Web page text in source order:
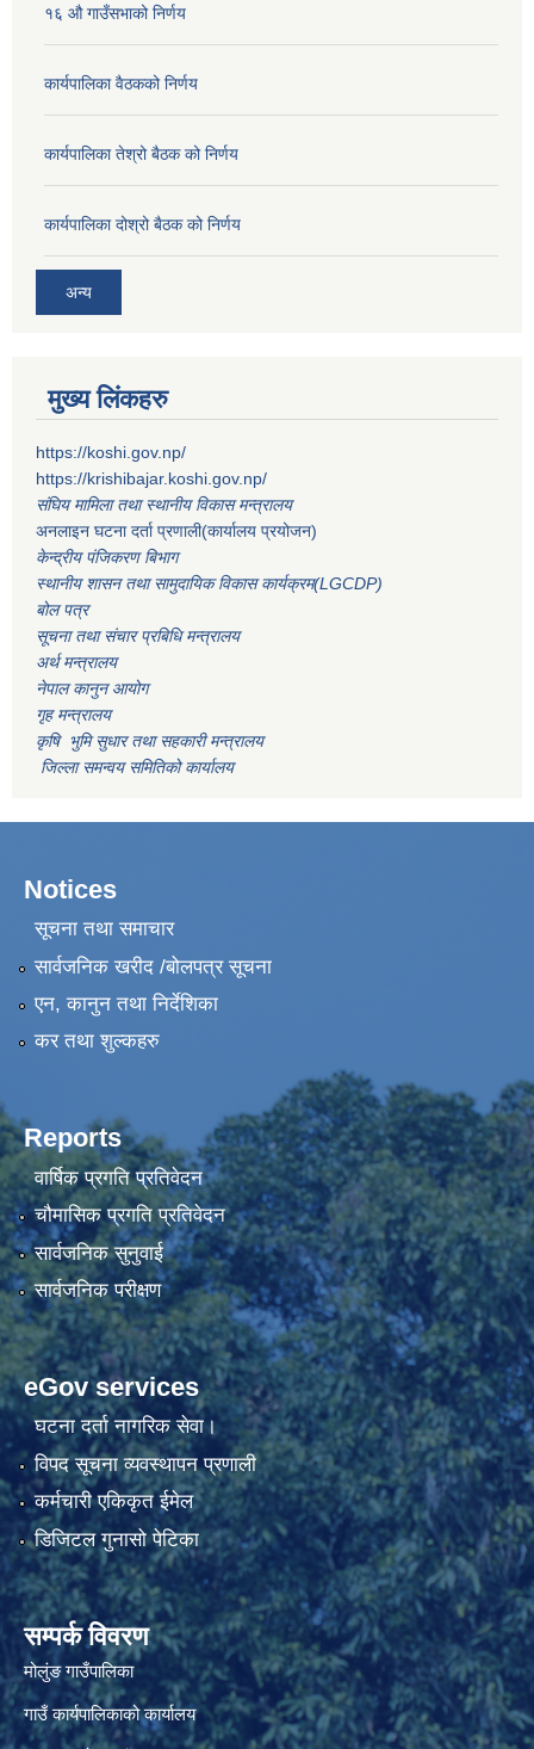
१६ औ गाउँसभाको निर्णय
कार्यपालिका वैठकको निर्णय
कार्यपालिका तेश्रो बैठक को निर्णय
कार्यपालिका दोश्रो बैठक को निर्णय
अन्य
मुख्य लिंकहरु
https://koshi.gov.np/
https://krishibajar.koshi.gov.np/
संघिय मामिला तथा स्थानीय विकास मन्त्रालय
अनलाइन घटना दर्ता प्रणाली(कार्यालय प्रयोजन)
केन्द्रीय पंजिकरण बिभाग
स्थानीय शासन तथा सामुदायिक विकास कार्यक्रम(LGCDP)
बोल पत्र
सूचना तथा संचार प्रबिधि मन्त्रालय
अर्थ मन्त्रालय
नेपाल कानुन आयोग
गृह मन्त्रालय
कृषि भुमि सुधार तथा सहकारी मन्त्रालय
जिल्ला समन्वय समितिको कार्यालय
Notices
सूचना तथा समाचार
सार्वजनिक खरीद /बोलपत्र सूचना
एन, कानुन तथा निर्देशिका
कर तथा शुल्कहरु
Reports
वार्षिक प्रगति प्रतिवेदन
चौमासिक प्रगति प्रतिवेदन
सार्वजनिक सुनुवाई
सार्वजनिक परीक्षण
eGov services
घटना दर्ता नागरिक सेवा।
विपद सूचना व्यवस्थापन प्रणाली
कर्मचारी एकिकृत ईमेल
डिजिटल गुनासो पेटिका
सम्पर्क विवरण
मोलुंङ गाउँपालिका
गाउँ कार्यपालिकाको कार्यालय